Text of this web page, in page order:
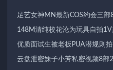
足艺女神MN最新COS约会三
148M清纯校花沦为玩具自拍1V
优质面试生被老板PUA潜规则
云盘泄密妹子小芳私密视频8部